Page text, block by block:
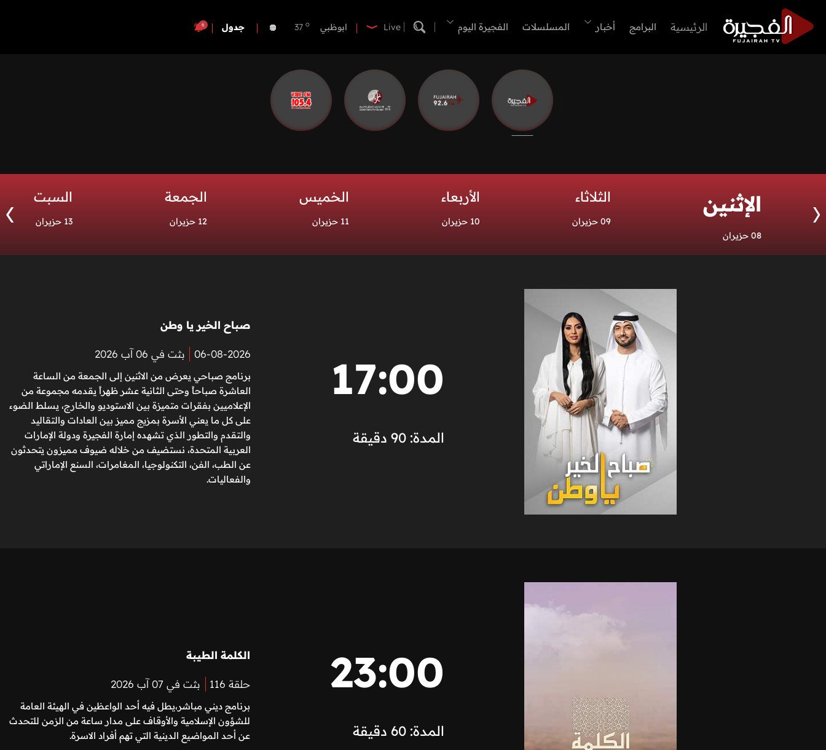
الرئيسية البرامج أخبار المسلسلات الفجيرة اليوم Live ابوظبي 37 o
مسافي
40 o
عجمان
الفجيرة 33
جدول 6
الإثنين
08 حزيران
الثلاثاء
09 حزيران
الأربعاء
10 حزيران
الخميس
11 حزيران
الجمعة
12 حزيران
السبت
13 حزيران
17:00
المدة: 90 دقيقة
صباح الخير يا وطن
06-08-2026 بثت في 06 آب 2026
برنامج صباحي يعرض من الاثنين إلى الجمعة من الساعة
العاشرة صباحاً وحتى الثانية عشر ظهراً يقدمه مجموعة من
الإعلاميين بفقرات متميزة بين الاستوديو والخارج، يسلط الضوء
على كل ما يعني الأسرة بمزيج مميز بين العادات والتقاليد
والتقدم والتطور الذي تشهده إمارة الفجيرة ودولة الإمارات
العربية المتحدة، نستضيف من خلاله ضيوف مميزون يتحدثون
عن الطب، الفن، التكنولوجيا، المغامرات، السنع الإماراتي
والفعاليات.
23:00
المدة: 60 دقيقة
الكلمة الطيبة
حلقة 116 بثت في 07 آب 2026
برنامج ديني مباشر،يطل فيه أحد الواعظين في الهيئة العامة
للشؤون الإسلامية والأوقاف على مدار ساعة من الزمن للتحدث
عن أحد المواضيع الدينية التي تهم أفراد الاسرة.